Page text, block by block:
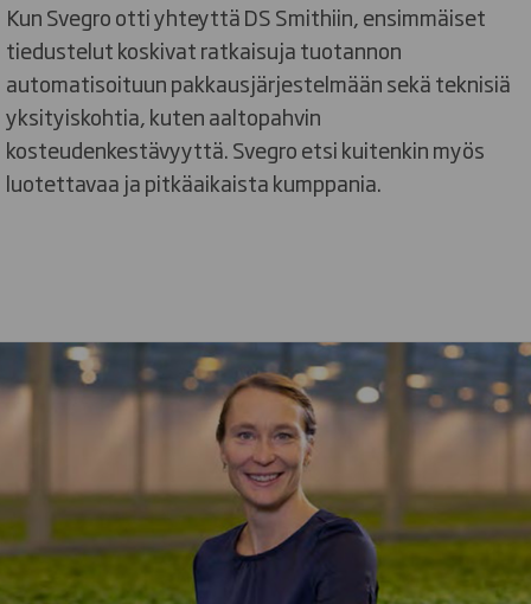
Kun Svegro otti yhteyttä DS Smithiin, ensimmäiset
tiedustelut koskivat ratkaisuja tuotannon
automatisoituun pakkausjärjestelmään sekä teknisiä
yksityiskohtia, kuten aaltopahvin
kosteudenkestävyyttä. Svegro etsi kuitenkin myös
luotettavaa ja pitkäaikaista kumppania.